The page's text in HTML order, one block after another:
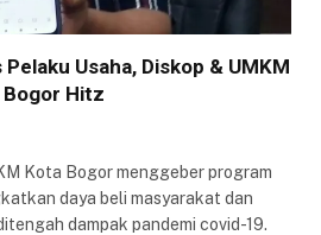
Usaha, Diskop & UMKM
Bogor Hitz
Kota Bogor menggeber program
daya beli masyarakat dan
dampak pandemi covid-19.